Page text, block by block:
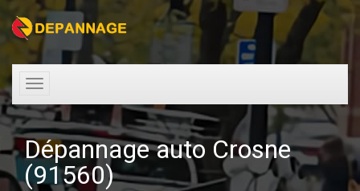
Toggle
navigation
Dépannage auto Crosne
(91560)